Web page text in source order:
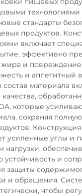
технологиями
стандарты
продуктов.
включает
эффективно
и повреждение
и аппетитный
материала
которые
сохраняя
усиленные углы и
нагрузки,
устойчивость и
защиты
и обращения.
чтобы